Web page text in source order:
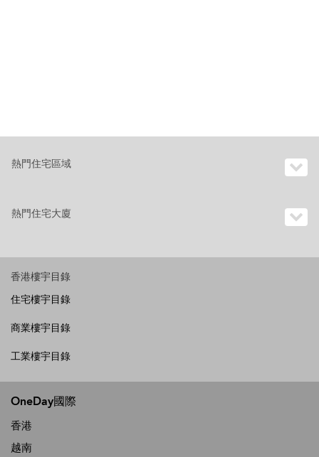
熱門住宅區域
熱門住宅大廈
香港樓宇目錄
住宅樓宇目錄
商業樓宇目錄
工業樓宇目錄
OneDay國際
香港
越南